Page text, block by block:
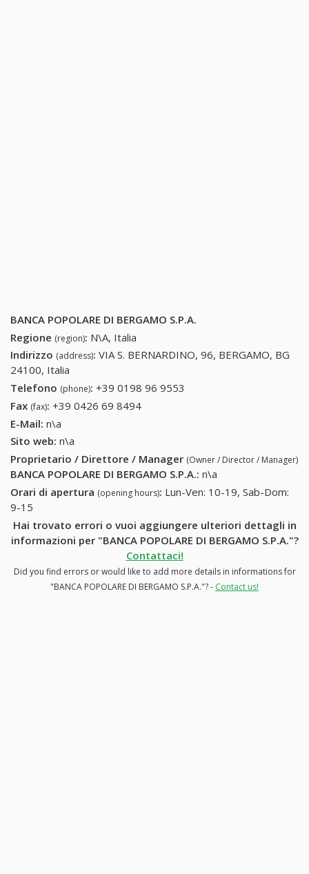
BANCA POPOLARE DI BERGAMO S.P.A.
Regione (region): N\A, Italia
Indirizzo (address): VIA S. BERNARDINO, 96, BERGAMO, BG
24100, Italia
Telefono (phone): +39 0198 96 9553
Fax (fax): +39 0426 69 8494
E-Mail: n\a
Sito web: n\a
Proprietario / Direttore / Manager (Owner / Director / Manager)
BANCA POPOLARE DI BERGAMO S.P.A.: n\a
Orari di apertura (opening hours): Lun-Ven: 10-19, Sab-Dom:
9-15
Hai trovato errori o vuoi aggiungere ulteriori dettagli in
informazioni per "BANCA POPOLARE DI BERGAMO S.P.A."?
Contattaci!
Did you find errors or would like to add more details in informations for
"BANCA POPOLARE DI BERGAMO S.P.A."? - Contact us!